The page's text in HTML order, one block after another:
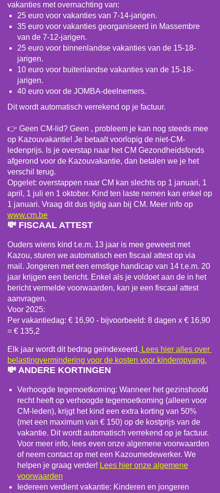
vakanties met overnachting van:
25 euro voor vakanties van 7-14-jarigen.
35 euro voor vakanties georganiseerd in Massembre
van de 7-12-jarigen.
25 euro voor binnenlandse vakanties van de 15-18-
jarigen.
10 euro voor buitenlandse vakanties van de 15-18-
jarigen.
40 euro voor de JOMBA-deelnemers.
Dit wordt automatisch verrekend op je factuur.
👉 Geen CM-lid? Geen , probleem je kan nog steeds mee
op Kazouvakantie! Je betaalt voorlopig de niet-CM-
ledenprijs. Is je overstap naar het CM Gezondheidsfonds
afgerond voor de Kazouvakantie, dan betalen we je het
verschil terug.
Opgelet: overstappen naar CM kan slechts op 1 januari, 1
april, 1 juli en 1 oktober. Kind ten laste nemen kan enkel op
1 januari. Vraag dit dus tijdig aan bij CM. Meer info op
www.cm.be
💸 FISCAAL ATTEST
Ouders wiens kind t.e.m. 13 jaar is mee geweest met
Kazou, sturen we automatisch een fiscaal attest op via
mail. Jongeren met een ernstige handicap van 14 t.e.m. 20
jaar krijgen een bericht. Enkel als je voldoet aan de in het
bericht vermelde voorwaarden, kan je een fiscaal attest
aanvragen.
Voor 2025:
Per vakantiedag: € 16,90 - bijvoorbeeld: 8 dagen x € 16,90
= € 135,2
Elk jaar wordt dit bedrag geïndexeerd. Lees hier alles over
belastingvermindering voor de kosten voor kinderopvang.
💸 ANDERE KORTINGEN
Verhoogde tegemoetkoming: Wanneer het gezinshoofd
recht heeft op verhoogde tegemoetkoming (alleen voor
CM-leden), krijgt het kind een extra korting van 50%
(met een maximum van € 150) op de kostprijs van de
vakantie. Dit wordt automatisch verrekend op je factuur.
Voor meer info, lees even onze algemene voorwaarden
of neem contact op met een Kazoumedewerker. We
helpen je graag verder! Lees hier onze algemene
voorwaarden
Iedereen verdient vakantie: Kinderen en jongeren